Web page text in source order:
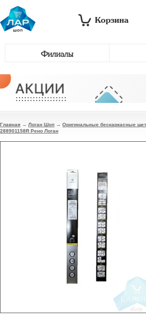
Корзина
Филиалы
Главная → Логан Шоп → Оригинальные бескаркасные
288901158R Рено Логан